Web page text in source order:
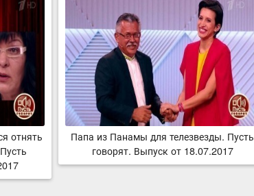
отнять
Папа из Панамы для телезвезды. Пусть
говорят. Выпуск от 18.07.2017